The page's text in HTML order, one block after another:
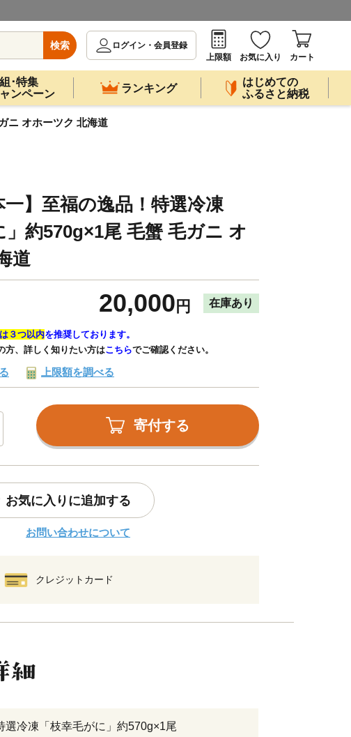
検索
ログイン・会員登録
上限額
お気に入り カート
･特集
ンペーン
ランキング
はじめての
ふるさと納税
ニ オホーツク 北海道
一】至福の逸品！特選冷凍
」約570g×1尾 毛蟹 毛ガニ オ
道
20,000 円 在庫あり
３つ以内を推奨しております。
方、詳しく知りたい方はこちらでご確認ください。
上限額を調べる
寄付する
お気に入りに追加する
お問い合わせについて
クレジットカード
選冷凍「枝幸毛がに」約570g×1尾